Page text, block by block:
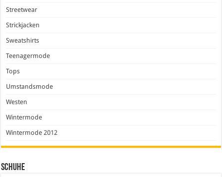
Streetwear
Strickjacken
Sweatshirts
Teenagermode
Tops
Umstandsmode
Westen
Wintermode
Wintermode 2012
Schuhe